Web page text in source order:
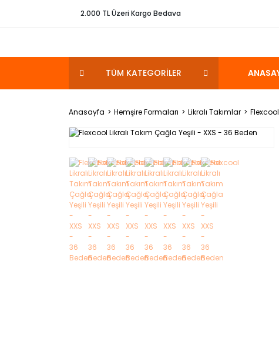
2.000 TL Üzeri Kargo Bedava
TÜM KATEGORİLER
Anasayfa Hemşire Formaları Likralı Takımlar